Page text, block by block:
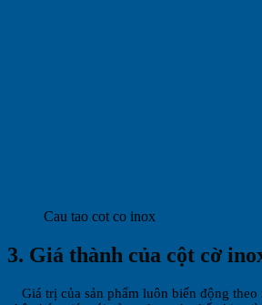
Cau tao cot co inox
3. Giá thành của cột cờ
Giá trị của sản phẩm luôn biến động theo